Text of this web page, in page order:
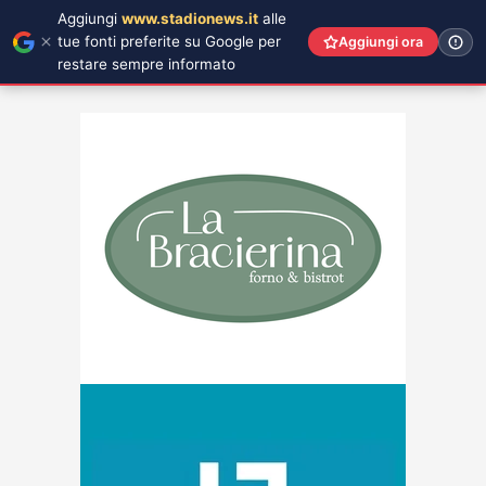
Aggiungi www.stadionews.it alle
tue fonti preferite su Google per
restare sempre informato
Aggiungi ora